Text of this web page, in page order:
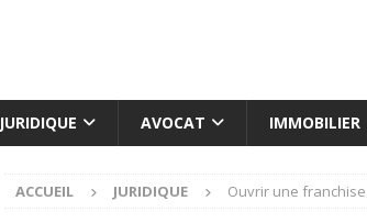
JURIDIQUE AVOCAT IMMOBILIER
ACCUEIL JURIDIQUE Ouvrir une